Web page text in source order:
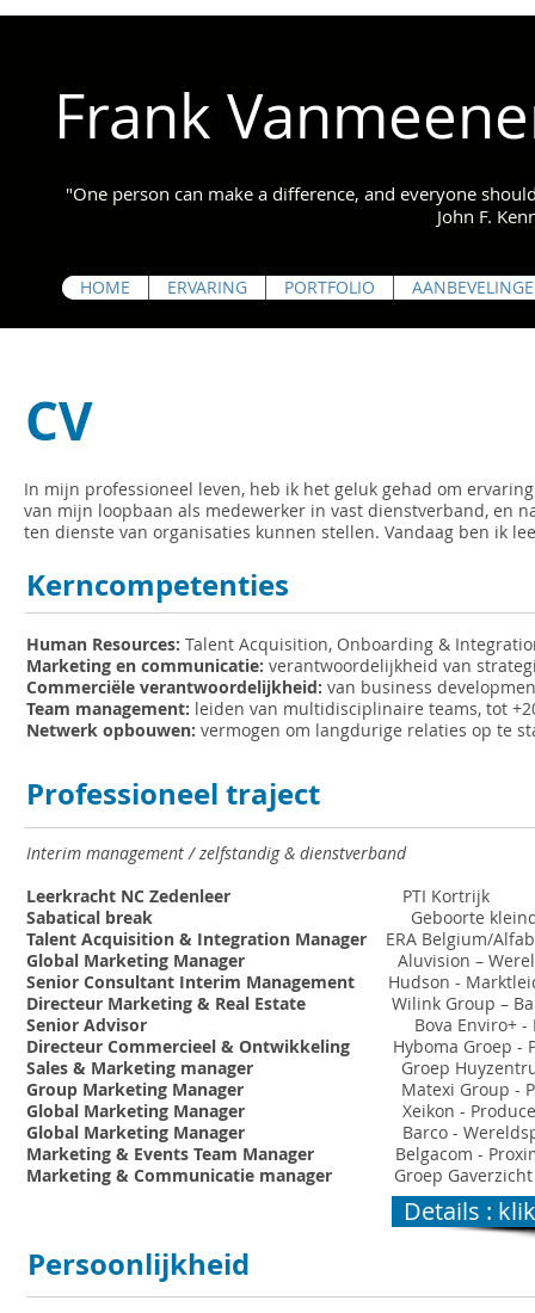
Frank
HOME ERVARING PORTFOLIO
"One person can make a difference, and everyone
John F.
CV
Kerncompetenties
Human Resources: Talent Acquisition, Onboarding &
Marketing en communicatie: verantwoordelijkheid van
Commerciële verantwoordelijkheid: van business
Team management: leiden van multidisciplinaire teams, tot
Netwerk opbouwen: vermogen om langdurige relaties op te
In mijn professioneel leven, heb ik het geluk gehad om
van mijn loopbaan als medewerker in vast dienstverband, en
ten dienste van organisaties kunnen stellen. Vandaag ben ik
Professioneel traject
Interim management / zelfstandig & dienstverband
Leerkracht NC Zedenleer
PTI
Sabatical break
Geboorte
Talent Acquisition & Integration Manager ERA Belgium/
Global Marketing Manager
Aluvision –
Senior Consultant Interim Management Hudson -
Directeur Marketing & Real Estate Wilink Group – Bank-
Senior Advisor Bova Enviro+ -
Directeur Commercieel & Ontwikkeling Hyboma Groep -
Sales & Marketing manager Groep Huyzentruyt
Group Marketing Manager Matexi Group -
Global Marketing Manager Xeikon - Producent
Global Marketing Manager Barco -
Marketing & Events Team Manager Belgacom -
Marketing & Communicatie manager Groep
Details :
Persoonlijkheid